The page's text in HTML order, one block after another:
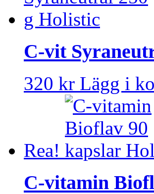
C-vit
320 kr Lägg i
Rea!
C-vitamin